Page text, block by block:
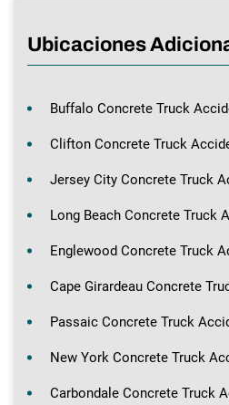
Ubicaciones
Buffalo Concrete Truck
Clifton Concrete Truck
Jersey City Concrete Truck
Long Beach Concrete Truck
Englewood Concrete Truck
Cape Girardeau Concrete
Passaic Concrete Truck
New York Concrete Truck
Carbondale Concrete Truck